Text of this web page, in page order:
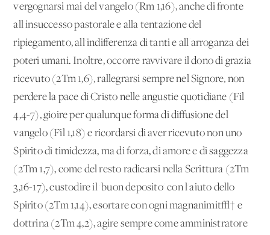
vergognarsi mai del vangelo (Rm 1,16), anche di fronte
all'insuccesso pastorale e alla tentazione del
ripiegamento, all'indifferenza di tanti e all'arroganza dei
poteri umani. Inoltre, occorre ravvivare il dono di grazia
ricevuto (2Tm 1,6), rallegrarsi sempre nel Signore, non
perdere la pace di Cristo nelle angustie quotidiane (Fil
4,4-7), gioire per qualunque forma di diffusione del
vangelo (Fil 1,18) e ricordarsi di aver ricevuto non uno
Spirito di timidezza, ma di forza, di amore e di saggezza
(2Tm 1,7), come del resto radicarsi nella Scrittura (2Tm
3,16-17), custodire il 'buon deposito' con l'aiuto dello
Spirito (2Tm 1,14), esortare con ogni magnanimit√† e
dottrina (2Tm 4,2), agire sempre come amministratore